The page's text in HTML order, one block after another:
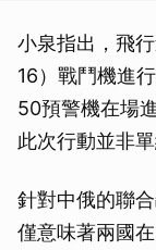
小泉指出，飛
16）戰鬥機進
50預警機在場
此次行動並非
針對中俄的聯
僅意味著兩國